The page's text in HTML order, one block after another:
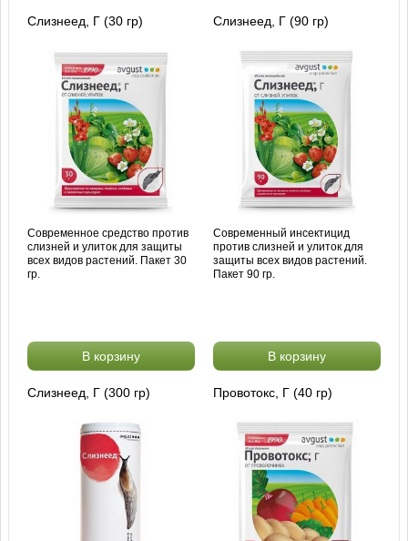
Слизнеед, Г (30 гр)
Современное средство против
слизней и улиток для защиты
всех видов растений. Пакет 30
гр.
В корзину
Слизнеед, Г (90 гр)
Современный инсектицид
против слизней и улиток для
защиты всех видов растений.
Пакет 90 гр.
В корзину
Слизнеед, Г (300 гр) Провотокс, Г (40 гр)